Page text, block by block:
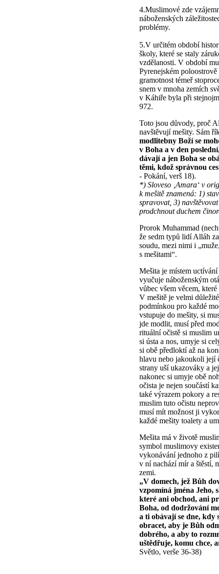
4.Muslimové zde
náboženských
problémy.
5.V určitém období
školy, které se staly
vzdělanosti. V období
Pyrenejském
gramotnost témeř
snem v mnoha zemích
v Káhiře byla při
972.
Toto jsou důvody, proč
navštěvují mešity. Sám
modlitebny Boží se
v Boha a v den
dávají a jen Boha se
těmi, kdož správnou
- Pokání, verš 18).
*) Sloveso ‚Amara‘ v
k mešitě znamená: 1)
spravovat, 3)
prodchnout duchem
Prorok Muhammad
že sedm typů lidí Alláh
soudu, mezi nimi i
s mešitami“.
Mešita je místem
vyučuje náboženským
vůbec všem věcem,
V mešitě je velmi
podmínkou pro každé
vstupuje do mešity, si
jde modlit, musí před
rituální očistě si muslim
si ústa a nos, umyje si
si obě předloktí až na
hlavu nebo jakoukoli její
strany uší ukazováky a
nakonec si umyje obě
očista je nejen součástí
také výrazem pokory a
muslim tuto očistu
musí mít možnost ji
každé mešity toalety a
Mešita má v životě
symbol muslimovy
vykonávání jednoho z
v ní nachází mír a štěstí,
zemi.
„V domech, jež Bůh
vzpomíná jména Jeho,
které ani obchod, ani
Boha, od dodržování
a ti obávají se dne, kdy
obracet, aby je Bůh
dobrého, a aby to
uštědřuje, komu chce,
Světlo, verše 36-38)